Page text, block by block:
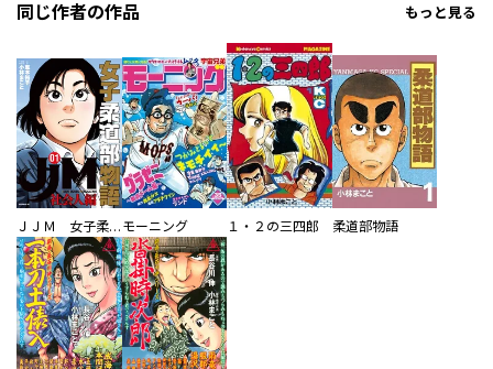
同じ作者の作品 もっと見る
ＪＪＭ 女子柔道部物語 社会人編 モーニング １・２の三四郎 柔道部物語